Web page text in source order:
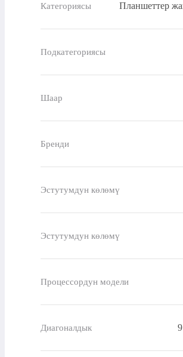
Категориясы Планшеттер
Подкатегориясы
Шаар
Бренди
Эстутумдун көлөмү
Эстутумдун көлөмү
Процессордун модели
Диагоналдык